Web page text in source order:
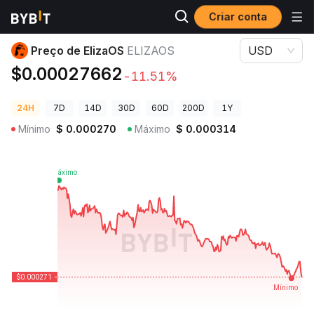
Criar conta
Preços de Criptomoedas Preço de ElizaOS ELIZAOS
Preço de ElizaOS ELIZAOS
$0.00027662 -11.51%
USD
24H 7D 14D 30D 60D 200D 1Y
Mínimo $ 0.000270 Máximo $ 0.000314